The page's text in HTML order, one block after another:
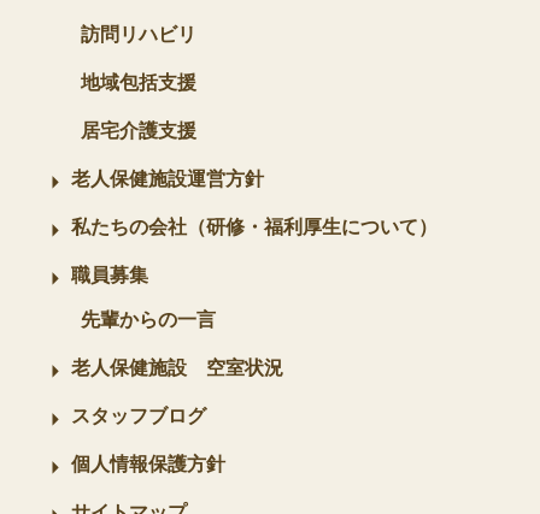
訪問リハビリ
地域包括支援
居宅介護支援
老人保健施設運営方針
私たちの会社（研修・福利厚生について）
職員募集
先輩からの一言
老人保健施設 空室状況
スタッフブログ
個人情報保護方針